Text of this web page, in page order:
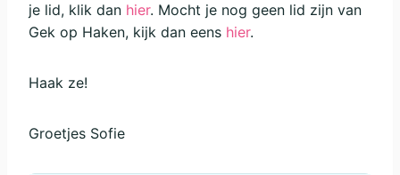
je lid, klik dan hier. Mocht je nog geen lid zijn van
Gek op Haken, kijk dan eens hier.
Haak ze!
Groetjes Sofie